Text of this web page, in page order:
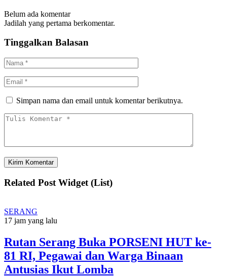
Belum ada komentar
Jadilah yang pertama berkomentar.
Tinggalkan Balasan
Simpan nama dan email untuk komentar berikutnya.
Related Post Widget (List)
SERANG
17 jam yang lalu
Rutan Serang Buka PORSENI HUT ke-
81 RI, Pegawai dan Warga Binaan
Antusias Ikut Lomba